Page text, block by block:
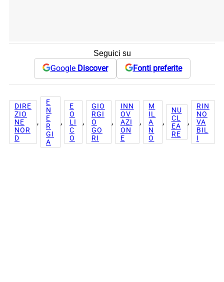
Seguici su
Google Discover Fonti preferite
DIRE
ZIO
NE
NOR
D
,
E
N
E
R
GI
A
,
E
O
LI
C
O
,
GIO
RGI
O
GO
RI
,
INN
OV
AZI
ON
E
,
M
IL
A
N
O
,
NU
CL
EA
RE
,
RIN
NO
VA
BIL
I